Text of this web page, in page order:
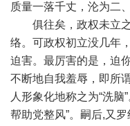
质量一落千丈，沦为二
俱往矣，政权未立之
络。可政权初立没几年
迫害。最厉害的是，迫
不断地自我羞辱，即所
人形象化地称之为“洗脑
帮助党整风”。嗣后,又